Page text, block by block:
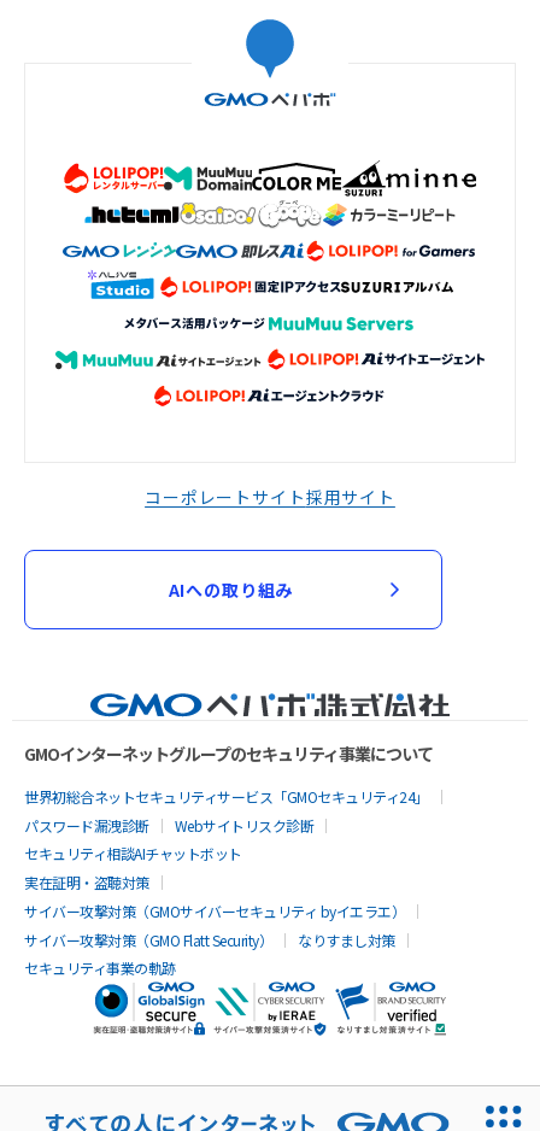
コーポレートサイト採用サイト
AIへの取り組み
GMOインターネットグループのセキュリティ事業について
世界初総合ネットセキュリティサービス「GMOセキュリティ24」
パスワード漏洩診断
Webサイトリスク診断
セキュリティ相談AIチャットボット
実在証明・盗聴対策
サイバー攻撃対策（GMOサイバーセキュリティ byイエラエ）
サイバー攻撃対策（GMO Flatt Security）
なりすまし対策
セキュリティ事業の軌跡